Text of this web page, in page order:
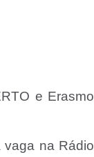
e Erasmo
vaga na Rádio